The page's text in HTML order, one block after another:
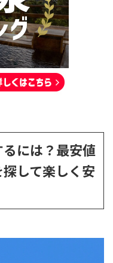
には？最安値
して楽しく安